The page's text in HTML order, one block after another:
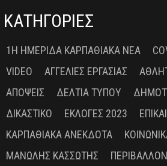
ΚΑΤΗΓΟΡΙΕΣ
1Η ΗΜΕΡΊΔΑ ΚΑΡΠΑΘΙΑΚΆ ΝΈΑ
VIDEO
ΑΓΓΕΛΊΕΣ ΕΡΓΑΣΊΑΣ
ΑΠΌΨΕΙΣ
ΔΕΛΤΊΑ ΤΎΠΟΥ
ΔΙΚΑΣΤΙΚΌ
ΕΚΛΟΓΈΣ 2023
ΚΑΡΠΑΘΙΑΚΆ ΑΝΈΚΔΟΤΑ
ΜΑΝΏΛΗΣ ΚΑΣΣΏΤΗΣ